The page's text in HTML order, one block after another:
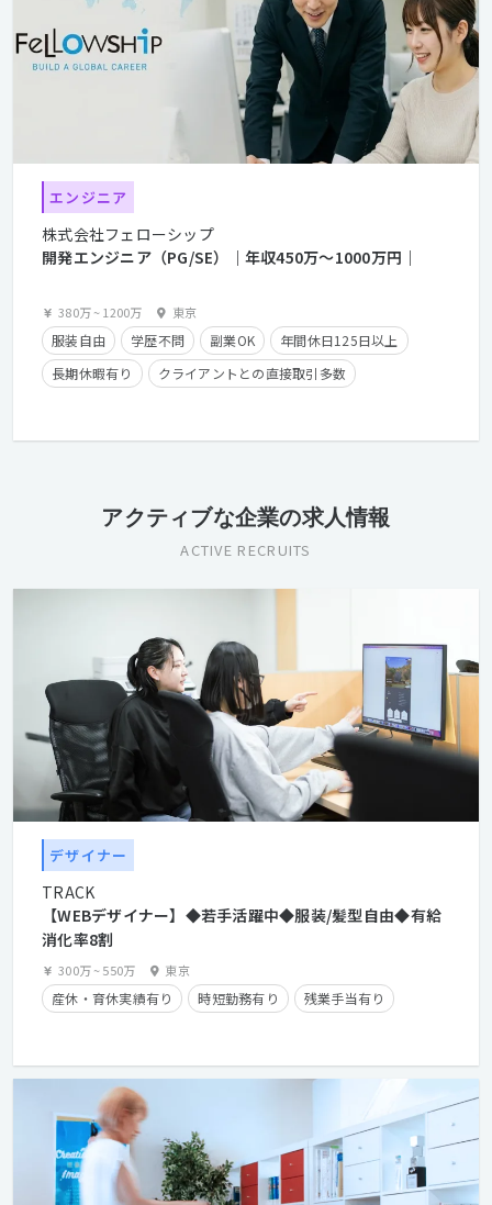
エンジニア
株式会社フェローシップ
開発エンジニア（PG/SE）｜年収450万〜1000万円｜
380万~1200万 東京
服装自由 学歴不問 副業OK
年間休日125日以上
長期休暇有り
クライアントとの直接取引多数
アクティブな企業の求人情報
ACTIVE RECRUITS
デザイナー
TRACK
【WEBデザイナー】◆若手活躍中◆服装/髪型自由◆有給
消化率8割
300万~550万 東京
産休・育休実績有り 時短勤務有り 残業手当有り